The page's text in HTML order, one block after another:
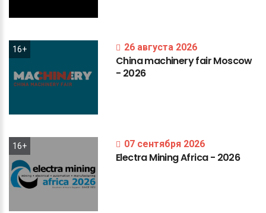
16+ 26 августа 2026
ChinamachineryfairMoscow
- 2026
16+ 07 сентября 2026
ElectraMiningAfrica- 2026